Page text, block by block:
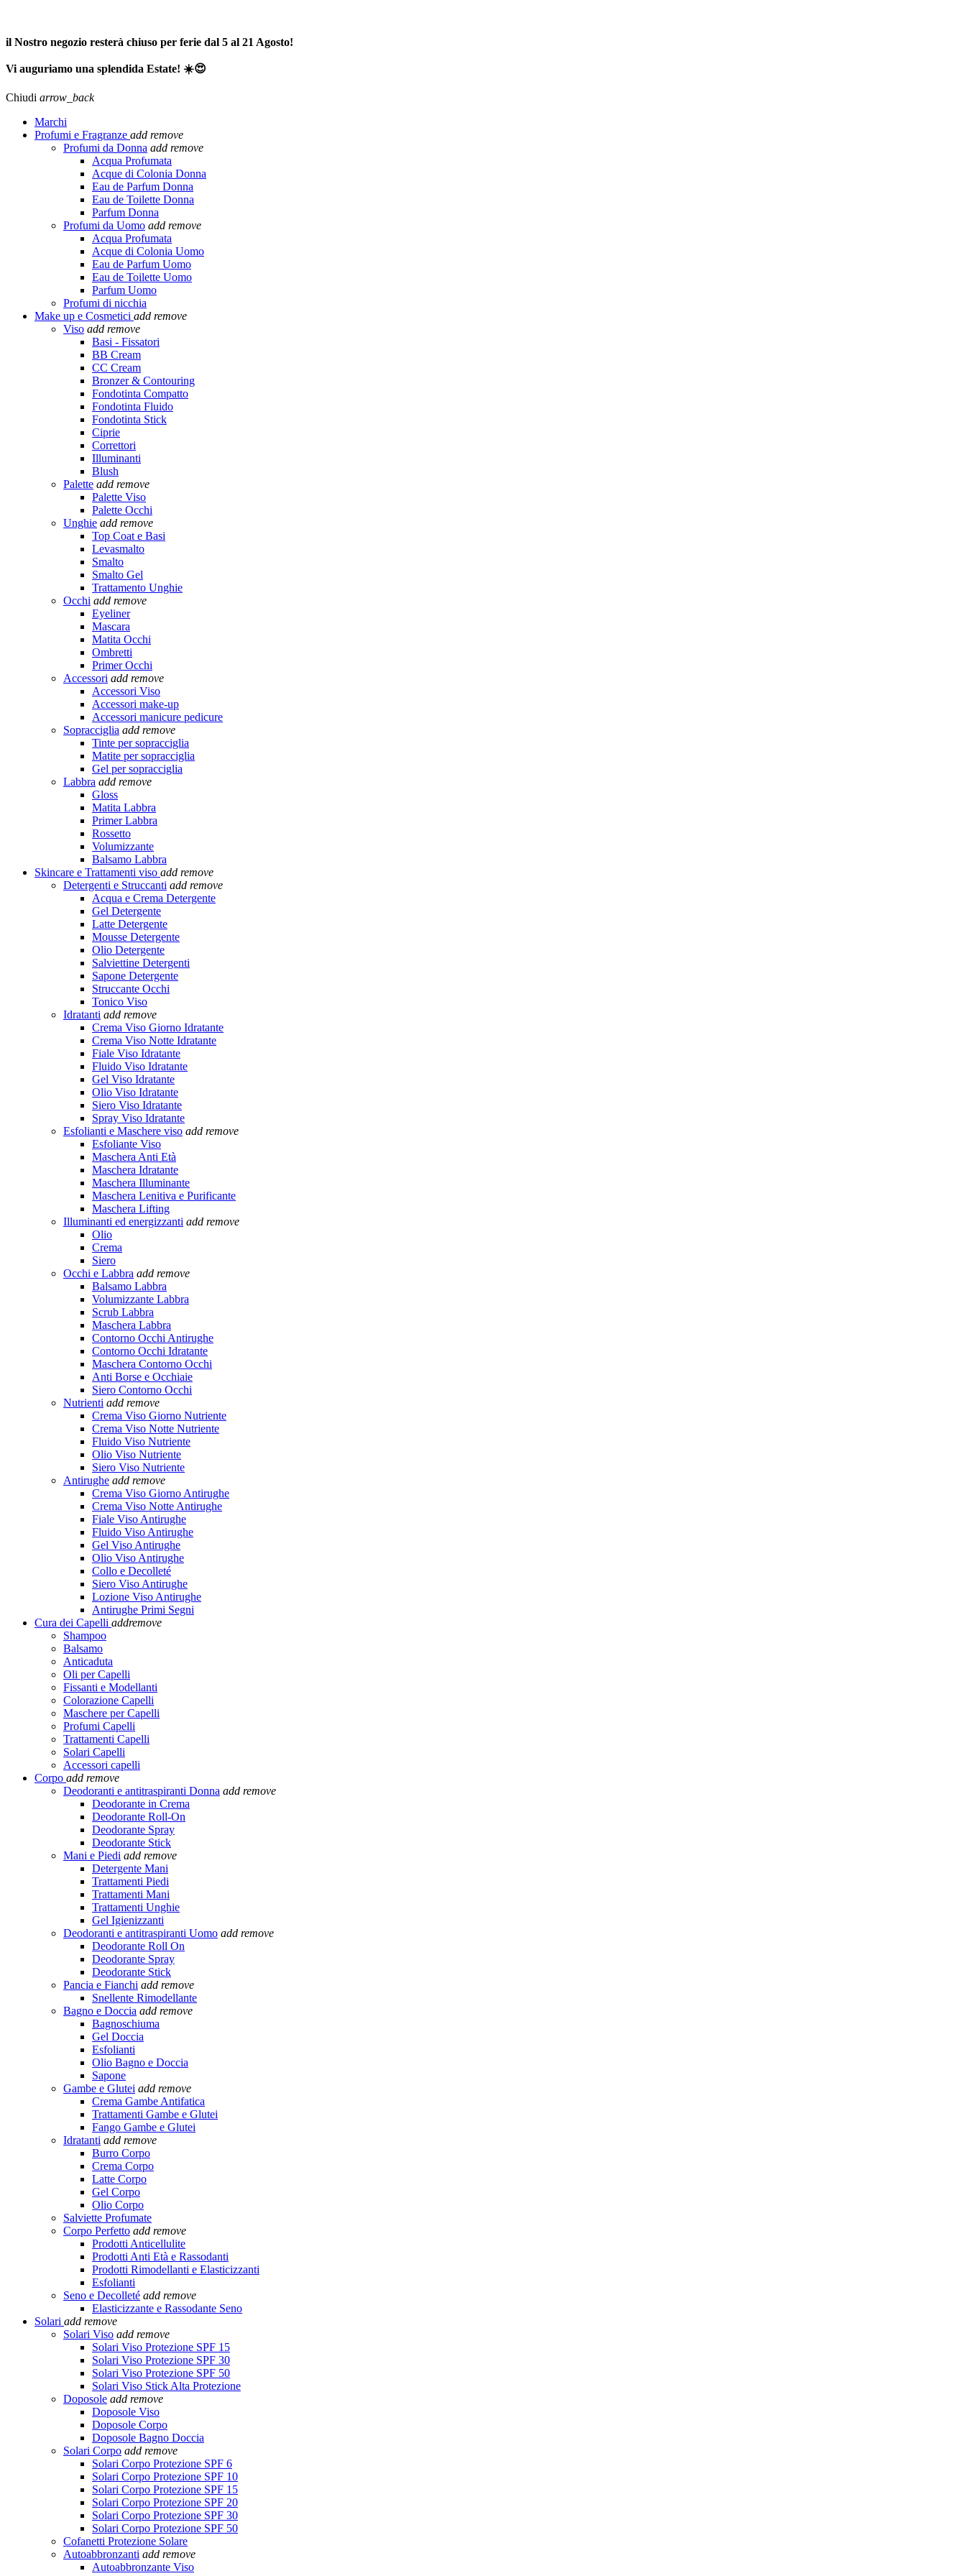
il Nostro negozio resterà chiuso per ferie dal 5 al 21 Agosto!
Vi auguriamo una splendida Estate! ☀️😍
Chiudi arrow_back
Marchi
Profumi e Fragranze add remove
Profumi da Donna add remove
Acqua Profumata
Acque di Colonia Donna
Eau de Parfum Donna
Eau de Toilette Donna
Parfum Donna
Profumi da Uomo add remove
Acqua Profumata
Acque di Colonia Uomo
Eau de Parfum Uomo
Eau de Toilette Uomo
Parfum Uomo
Profumi di nicchia
Make up e Cosmetici add remove
Viso add remove
Basi - Fissatori
BB Cream
CC Cream
Bronzer & Contouring
Fondotinta Compatto
Fondotinta Fluido
Fondotinta Stick
Ciprie
Correttori
Illuminanti
Blush
Palette add remove
Palette Viso
Palette Occhi
Unghie add remove
Top Coat e Basi
Levasmalto
Smalto
Smalto Gel
Trattamento Unghie
Occhi add remove
Eyeliner
Mascara
Matita Occhi
Ombretti
Primer Occhi
Accessori add remove
Accessori Viso
Accessori make-up
Accessori manicure pedicure
Sopracciglia add remove
Tinte per sopracciglia
Matite per sopracciglia
Gel per sopracciglia
Labbra add remove
Gloss
Matita Labbra
Primer Labbra
Rossetto
Volumizzante
Balsamo Labbra
Skincare e Trattamenti viso add remove
Detergenti e Struccanti add remove
Acqua e Crema Detergente
Gel Detergente
Latte Detergente
Mousse Detergente
Olio Detergente
Salviettine Detergenti
Sapone Detergente
Struccante Occhi
Tonico Viso
Idratanti add remove
Crema Viso Giorno Idratante
Crema Viso Notte Idratante
Fiale Viso Idratante
Fluido Viso Idratante
Gel Viso Idratante
Olio Viso Idratante
Siero Viso Idratante
Spray Viso Idratante
Esfolianti e Maschere viso add remove
Esfoliante Viso
Maschera Anti Età
Maschera Idratante
Maschera Illuminante
Maschera Lenitiva e Purificante
Maschera Lifting
Illuminanti ed energizzanti add remove
Olio
Crema
Siero
Occhi e Labbra add remove
Balsamo Labbra
Volumizzante Labbra
Scrub Labbra
Maschera Labbra
Contorno Occhi Antirughe
Contorno Occhi Idratante
Maschera Contorno Occhi
Anti Borse e Occhiaie
Siero Contorno Occhi
Nutrienti add remove
Crema Viso Giorno Nutriente
Crema Viso Notte Nutriente
Fluido Viso Nutriente
Olio Viso Nutriente
Siero Viso Nutriente
Antirughe add remove
Crema Viso Giorno Antirughe
Crema Viso Notte Antirughe
Fiale Viso Antirughe
Fluido Viso Antirughe
Gel Viso Antirughe
Olio Viso Antirughe
Collo e Decolleté
Siero Viso Antirughe
Lozione Viso Antirughe
Antirughe Primi Segni
Cura dei Capelli addremove
Shampoo
Balsamo
Anticaduta
Oli per Capelli
Fissanti e Modellanti
Colorazione Capelli
Maschere per Capelli
Profumi Capelli
Trattamenti Capelli
Solari Capelli
Accessori capelli
Corpo add remove
Deodoranti e antitraspiranti Donna add remove
Deodorante in Crema
Deodorante Roll-On
Deodorante Spray
Deodorante Stick
Mani e Piedi add remove
Detergente Mani
Trattamenti Piedi
Trattamenti Mani
Trattamenti Unghie
Gel Igienizzanti
Deodoranti e antitraspiranti Uomo add remove
Deodorante Roll On
Deodorante Spray
Deodorante Stick
Pancia e Fianchi add remove
Snellente Rimodellante
Bagno e Doccia add remove
Bagnoschiuma
Gel Doccia
Esfolianti
Olio Bagno e Doccia
Sapone
Gambe e Glutei add remove
Crema Gambe Antifatica
Trattamenti Gambe e Glutei
Fango Gambe e Glutei
Idratanti add remove
Burro Corpo
Crema Corpo
Latte Corpo
Gel Corpo
Olio Corpo
Salviette Profumate
Corpo Perfetto add remove
Prodotti Anticellulite
Prodotti Anti Età e Rassodanti
Prodotti Rimodellanti e Elasticizzanti
Esfolianti
Seno e Decolleté add remove
Elasticizzante e Rassodante Seno
Solari add remove
Solari Viso add remove
Solari Viso Protezione SPF 15
Solari Viso Protezione SPF 30
Solari Viso Protezione SPF 50
Solari Viso Stick Alta Protezione
Doposole add remove
Doposole Viso
Doposole Corpo
Doposole Bagno Doccia
Solari Corpo add remove
Solari Corpo Protezione SPF 6
Solari Corpo Protezione SPF 10
Solari Corpo Protezione SPF 15
Solari Corpo Protezione SPF 20
Solari Corpo Protezione SPF 30
Solari Corpo Protezione SPF 50
Cofanetti Protezione Solare
Autoabbronzanti add remove
Autoabbronzante Viso